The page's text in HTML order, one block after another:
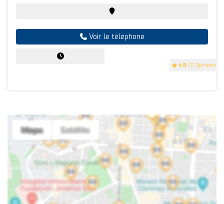
4.8 (17 Opinions)
Voir le téléphone